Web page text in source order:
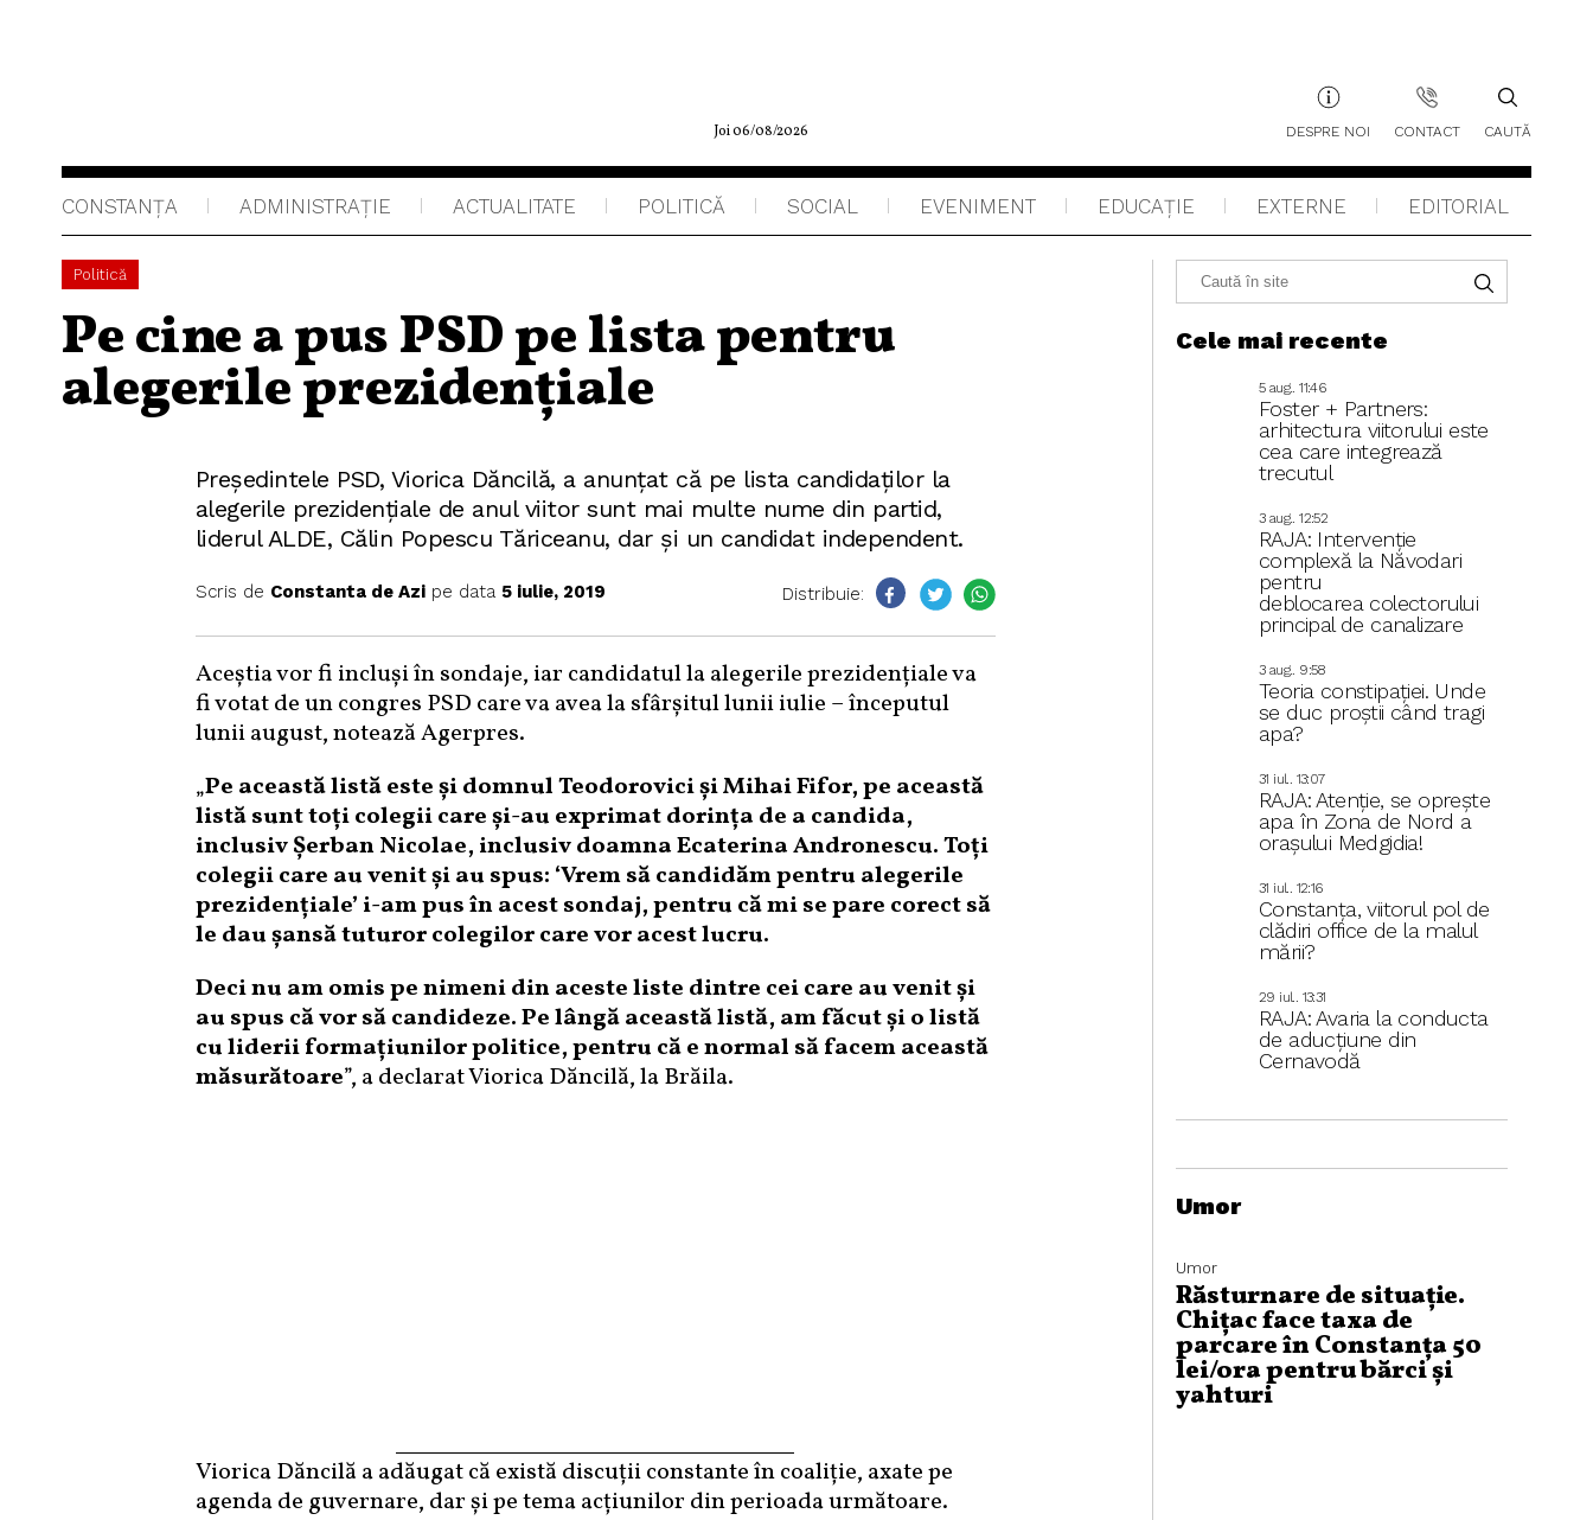
Joi 06/08/2026 DESPRE NOI CONTACT CAUTĂ
CONSTANȚA ADMINISTRAŢIE ACTUALITATE POLITICĂ SOCIAL EVENIMENT EDUCAŢIE EXTERNE EDITORIAL
Politică
Pe cine a pus PSD pe lista pentru
alegerile prezidențiale
Președintele PSD, Viorica Dăncilă, a anunţat că pe lista candidaţilor la
alegerile prezidenţiale de anul viitor sunt mai multe nume din partid,
liderul ALDE, Călin Popescu Tăriceanu, dar şi un candidat independent.
Scris de Constanta de Azipe data 5 iulie, 2019 Distribuie:
Aceștia vor fi incluşi în sondaje, iar candidatul la alegerile prezidențiale va
fi votat de un congres PSD care va avea la sfârşitul lunii iulie – începutul
lunii august, notează Agerpres.
„Pe această listă este şi domnul Teodorovici și Mihai Fifor, pe această
listă sunt toţi colegii care şi-au exprimat dorinţa de a candida,
inclusiv Şerban Nicolae, inclusiv doamna Ecaterina Andronescu. Toţi
colegii care au venit şi au spus: ‘Vrem să candidăm pentru alegerile
prezidenţiale’ i-am pus în acest sondaj, pentru că mi se pare corect să
le dau șansă tuturor colegilor care vor acest lucru.
Deci nu am omis pe nimeni din aceste liste dintre cei care au venit şi
au spus că vor să candideze. Pe lângă această listă, am făcut şi o listă
cu liderii formaţiunilor politice, pentru că e normal să facem această
măsurătoare”, a declarat Viorica Dăncilă, la Brăila.
Viorica Dăncilă a adăugat că există discuţii constante în coaliţie, axate pe
agenda de guvernare, dar şi pe tema acţiunilor din perioada următoare.
Cele mai recente
5 aug.. 11:46
Foster + Partners:
arhitectura viitorului este
cea care integrează
trecutul
3 aug.. 12:52
RAJA: Intervenție
complexă la Năvodari
pentru
deblocarea colectorului
principal de canalizare
3 aug.. 9:58
Teoria constipației. Unde
se duc proștii când tragi
apa?
31 iul.. 13:07
RAJA: Atenție, se oprește
apa în Zona de Nord a
orașului Medgidia!
31 iul.. 12:16
Constanța, viitorul pol de
clădiri office de la malul
mării?
29 iul.. 13:31
RAJA: Avaria la conducta
de aducțiune din
Cernavodă
Umor
Umor
Răsturnare de situație.
Chițac face taxa de
parcare în Constanța 50
lei/ora pentru bărci și
yahturi